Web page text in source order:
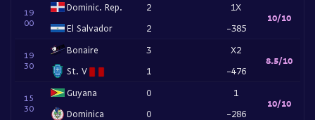
19
00
Dominic. Rep.
El Salvador
2
2
1X
-385
10/10
19
30
Bonaire
St. V
3
1
X2
-476
8.5/10
15
30
Guyana
Dominica
0
0
1
-286
10/10